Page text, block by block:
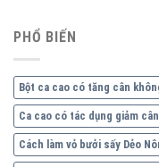
PHỔ BIẾN
Bột ca cao có tăng cân
Ca cao có tác dụng giảm
Cách làm vỏ bưởi sấy Dẻo